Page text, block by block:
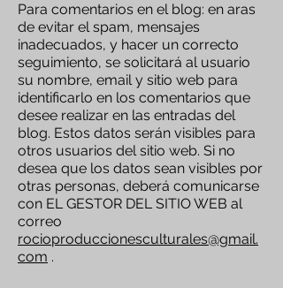
Para comentarios en el blog: en aras
de evitar el spam, mensajes
inadecuados, y hacer un correcto
seguimiento, se solicitará al usuario
su nombre, email y sitio web para
identificarlo en los comentarios que
desee realizar en las entradas del
blog. Estos datos serán visibles para
otros usuarios del sitio web. Si no
desea que los datos sean visibles por
otras personas, deberá comunicarse
con EL GESTOR DEL SITIO WEB al
correo
rocioproduccionesculturales@gmail.
com .